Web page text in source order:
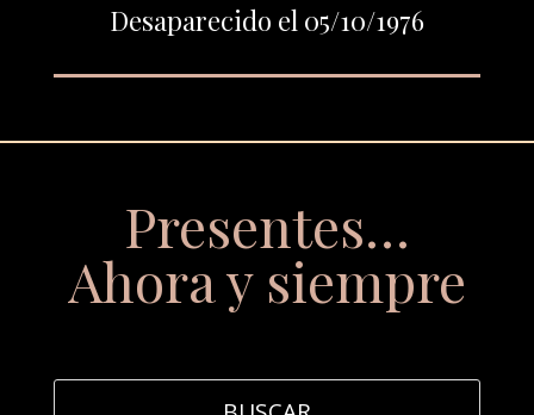
Desaparecido el 05/10/1976
Presentes…
Ahora y siempre